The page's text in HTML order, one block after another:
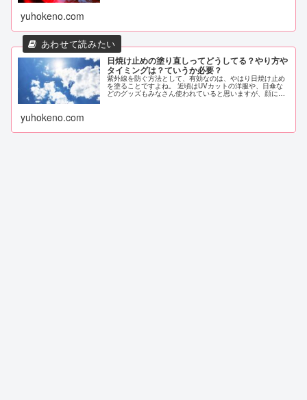
yuhokeno.com
日焼け止めの塗り直しってどうしてる？やり方や
タイミングは？ていうか必要？
紫外線を防ぐ方法として、有効なのは、やはり日焼け止め
を塗ることですよね。 近頃はUVカットの洋服や、日傘な
どのグッズもみなさん使われていると思いますが、顔には
yuhokeno.com